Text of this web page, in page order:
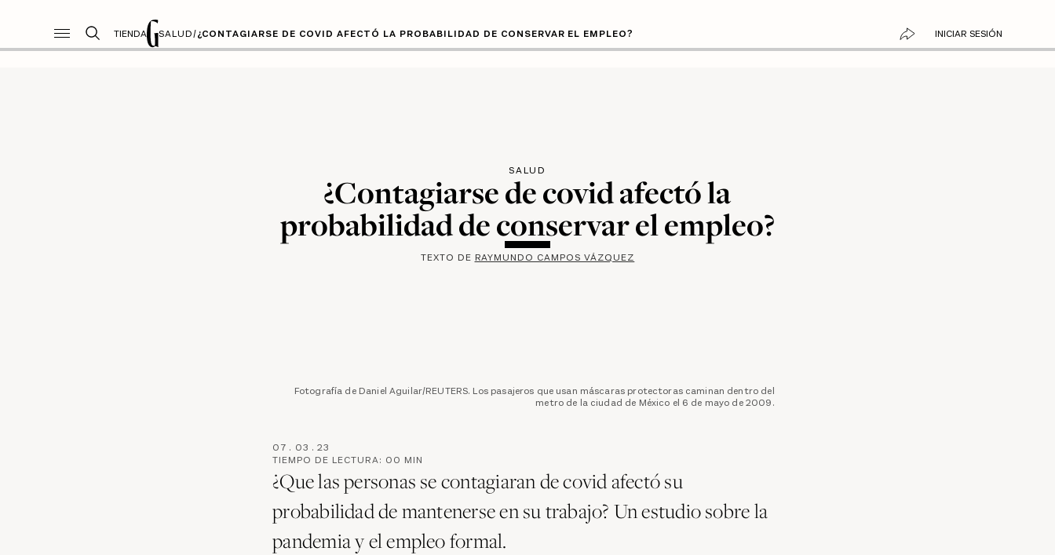
TIENDA SALUD/¿CONTAGIARSE DE COVID AFECTÓ LA PROBABILIDAD DE CONSERVAR EL EMPLEO? INICIAR SESIÓN
SALUD
¿Contagiarse de covid afectó la
probabilidad de conservar el empleo?
TEXTO DE RAYMUNDO CAMPOS VÁZQUEZ
Fotografía de Daniel Aguilar/REUTERS. Los pasajeros que usan máscaras protectoras caminan dentro del
metro de la ciudad de México el 6 de mayo de 2009.
07 . 03 . 23
TIEMPO DE LECTURA: 00 MIN
¿Que las personas se contagiaran de covid afectó su
probabilidad de mantenerse en su trabajo? Un estudio sobre la
pandemia y el empleo formal.